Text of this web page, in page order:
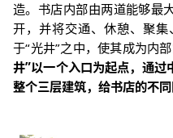
造。书店内部由两道能够最
开，并将交通、休憩、聚
于“光井”之中，使其成为内
井”以一个入口为起点，通过
整个三层建筑，给书店的不同